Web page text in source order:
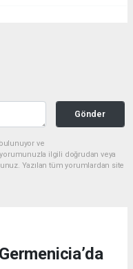
Gönder
ve
ilgili doğrudan veya
Yazılan tüm yorumlardan site